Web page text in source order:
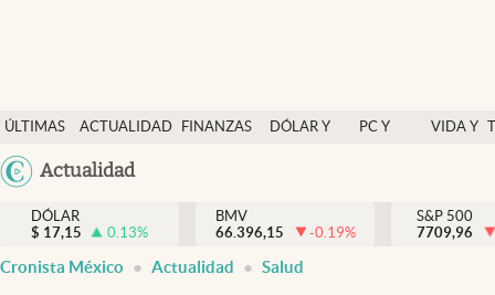
ÚLTIMAS
NOTICIAS
ACTUALIDAD
FINANZAS
DÓLAR Y
PC Y
VIDA Y
México
Actualidad
Actualidad
Finanzas y economía
Dólar y mercados
DÓLAR
$ 17,15 0.13%
BMV
66.396,15
-0.19%
S&P 500
7709,96
Cronista México Actualidad Salud